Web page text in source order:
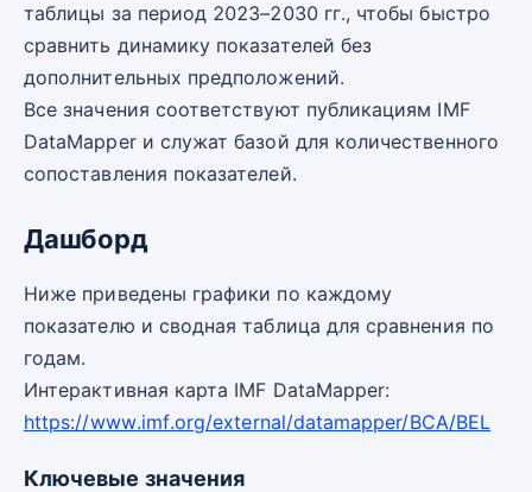
таблицы за период 2023–2030 гг., чтобы быстро
сравнить динамику показателей без
дополнительных предположений.
Все значения соответствуют публикациям IMF
DataMapper и служат базой для количественного
сопоставления показателей.
Дашборд
Ниже приведены графики по каждому
показателю и сводная таблица для сравнения по
годам.
Интерактивная карта IMF DataMapper:
https://www.imf.org/external/datamapper/BCA/BEL
Ключевые значения